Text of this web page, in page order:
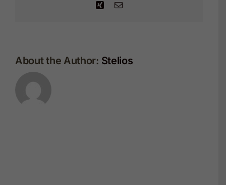
Xing Email
About the Author: Stelios